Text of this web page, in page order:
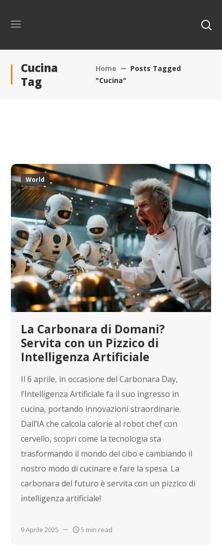
Cucina
Tag
Home
Posts Tagged
"Cucina"
World
La Carbonara di Domani?
Servita con un Pizzico di
Intelligenza Artificiale
Il 6 aprile, in occasione del Carbonara Day,
l’Intelligenza Artificiale fa il suo ingresso in
cucina, portando innovazioni straordinarie.
Dall’IA che calcola calorie al robot chef con
cervello, scopri come la tecnologia sta
trasformando il mondo del cibo e cambiando il
nostro modo di cucinare e fare la spesa. La
carbonara del futuro è servita con un pizzico di
intelligenza artificiale!
9 Aprile 2025 5 min read